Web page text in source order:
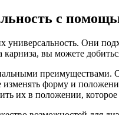
с
Они
карниза, вы можете
преимуществами.
форму и
их в положении,